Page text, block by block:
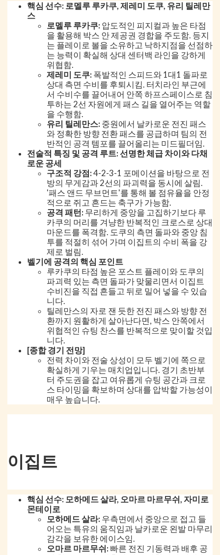
핵심 선수: 로멜루 루카쿠, 제레미 도쿠, 유리 틸레만
스
로멜루 루카쿠: 압도적인 피지컬과 높은 타점
을 활용해 박스 안 제공권 경합을 주도함. 등지
는 플레이로 볼을 소유하고 낙하지점을 선점하
는 능력이 확실해 상대 센터백 라인을 강하게
위협함.
제레미 도쿠: 폭발적인 스피드와 1대1 돌파로
상대 측면 수비를 후퇴시킴. 터치라인 부근에
서 수비수를 끌어내어 안쪽 하프스페이스로 침
투하는 2선 자원에게 패스 길을 열어주는 역할
을 수행함.
유리 틸레만스: 중원에서 날카로운 전진 패스
와 정확한 방향 전환 패스를 공급하며 팀의 전
반적인 공격 템포를 끌어올리는 미드필더임.
전술적 특징 및 공격 루트: 선명한 체급 차이와 다채
로운 공세
구조적 강점: 4-2-3-1 포메이션을 바탕으로 전
방의 무게감과 2선의 파괴력을 동시에 살림.
'패스 앤드 무브먼트'를 통해 볼 점유율을 안정
적으로 쥐고 흔드는 축구가 가능함.
공격 패턴: 무리하게 중앙을 고집하기보다 루
카쿠의 머리를 겨냥한 반복적인 크로스로 상대
마운드를 폭격함. 도쿠의 측면 돌파와 중앙 침
투를 적절히 섞어 가며 이집트의 수비 폭을 강
제로 벌림.
벨기에 공격의 핵심 포인트
루카쿠의 타점 높은 포스트 플레이와 도쿠의
파괴력 있는 측면 돌파가 맞물리면서 이집트
수비진을 직접 흔들고 뒤로 밀어 넣을 수 있습
니다.
틸레만스의 자로 잰 듯한 전진 패스와 방향 전
환까지 원활하게 살아난다면, 박스 안쪽에서
위협적인 슈팅 찬스를 반복적으로 맞이할 것입
니다.
[종합 경기 전망]
전력 차이와 전술 상성이 모두 벨기에 쪽으로
확실하게 기우는 매치업입니다. 경기 초반부
터 주도권을 잡고 여유롭게 슈팅 공간과 크로
스 타이밍을 확보하며 상대를 압박할 가능성이
매우 높습니다.
이집트
핵심 선수: 모하메드 살라, 오마르 마르무쉬, 자미로
몬테이로
모하메드 살라: 우측면에서 중앙으로 접고 들
어오는 특유의 움직임과 날카로운 왼발 마무리
감각을 보유한 에이스임.
오마르 마르무쉬: 빠른 전진 기동력과 배후 공